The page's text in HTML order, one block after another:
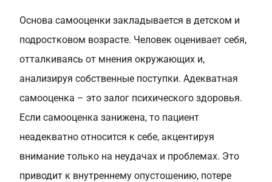
Основа самооценки закладывается в детском и
подростковом возрасте. Человек оценивает себя,
отталкиваясь от мнения окружающих и,
анализируя собственные поступки. Адекватная
самооценка – это залог психического здоровья.
Если самооценка занижена, то пациент
неадекватно относится к себе, акцентируя
внимание только на неудачах и проблемах. Это
приводит к внутреннему опустошению, потере